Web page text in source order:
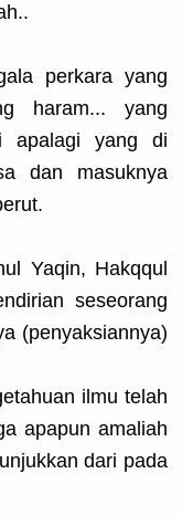
perkara yang
haram... yang
apalagi yang di
dan masuknya
Yaqin, Hakqqul
seseorang
(penyaksiannya)
n ilmu telah
apapun amaliah
n dari pada